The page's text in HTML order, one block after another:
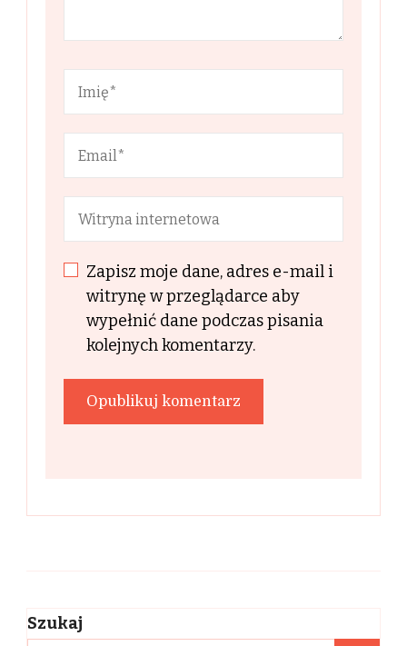
Zapisz moje dane, adres e-mail i
witrynę w przeglądarce aby
wypełnić dane podczas pisania
kolejnych komentarzy.
Szukaj